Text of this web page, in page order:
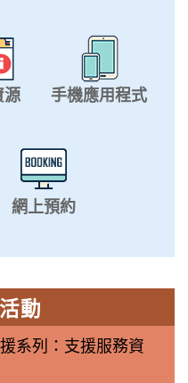
源 手機應用程式
網上預約
動
系列：支援服務資